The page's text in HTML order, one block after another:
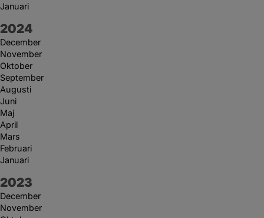
Januari
År:
2024
December
November
Oktober
September
Augusti
Juni
Maj
April
Mars
Februari
Januari
År:
2023
December
November